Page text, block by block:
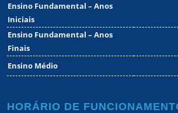
Ensino Fundamental – Anos
Iniciais
Ensino Fundamental – Anos
Finais
Ensino Médio
HORÁRIO DE